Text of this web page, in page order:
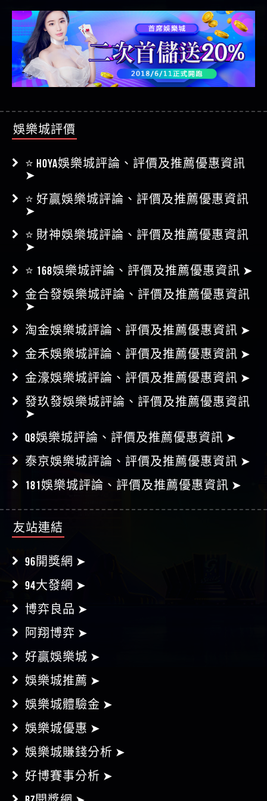
娛樂城評價
⭐ HOYA娛樂城評論、評價及推薦優惠資訊
➤
⭐ 好贏娛樂城評論、評價及推薦優惠資訊
➤
⭐ 財神娛樂城評論、評價及推薦優惠資訊
➤
⭐ 168娛樂城評論、評價及推薦優惠資訊 ➤
金合發娛樂城評論、評價及推薦優惠資訊
➤
淘金娛樂城評論、評價及推薦優惠資訊 ➤
金禾娛樂城評論、評價及推薦優惠資訊 ➤
金濠娛樂城評論、評價及推薦優惠資訊 ➤
發玖發娛樂城評論、評價及推薦優惠資訊
➤
Q8娛樂城評論、評價及推薦優惠資訊 ➤
泰京娛樂城評論、評價及推薦優惠資訊 ➤
181娛樂城評論、評價及推薦優惠資訊 ➤
友站連結
96開獎網 ➤
94大發網 ➤
博弈良品 ➤
阿翔博弈 ➤
好贏娛樂城 ➤
娛樂城推薦 ➤
娛樂城體驗金 ➤
娛樂城優惠 ➤
娛樂城賺錢分析 ➤
好博賽事分析 ➤